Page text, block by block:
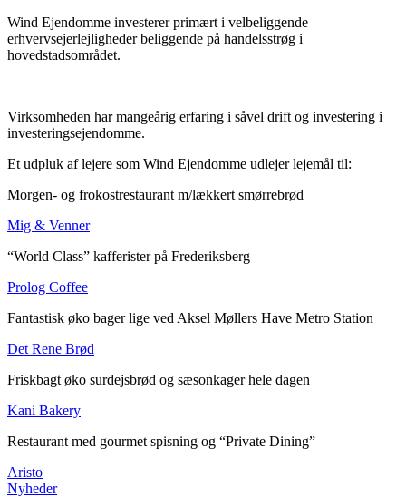
Wind Ejendomme investerer primært i velbeliggende
erhvervsejerlejligheder beliggende på handelsstrøg i
hovedstadsområdet.
Virksomheden har mangeårig erfaring i såvel drift og investering i
investeringsejendomme.
Et udpluk af lejere som Wind Ejendomme udlejer lejemål til:
Morgen- og frokostrestaurant m/lækkert smørrebrød
Mig & Venner
“World Class” kafferister på Frederiksberg
Prolog Coffee
Fantastisk øko bager lige ved Aksel Møllers Have Metro Station
Det Rene Brød
Friskbagt øko surdejsbrød og sæsonkager hele dagen
Kani Bakery
Restaurant med gourmet spisning og “Private Dining”
Aristo
Nyheder